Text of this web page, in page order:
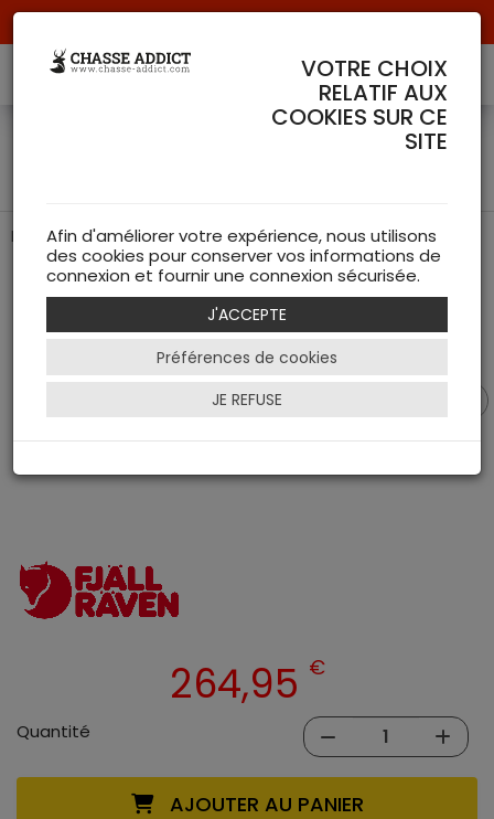
Fourreau pour Carabine
Fourreau pour carabine de chasse de chez Fjällräven
264,95 €
Quantité
AJOUTER AU PANIER
VOTRE CHOIX
RELATIF AUX
COOKIES SUR CE
SITE
Afin d'améliorer votre expérience, nous utilisons
des cookies pour conserver vos informations de
connexion et fournir une connexion sécurisée.
J'ACCEPTE
Préférences de cookies
JE REFUSE